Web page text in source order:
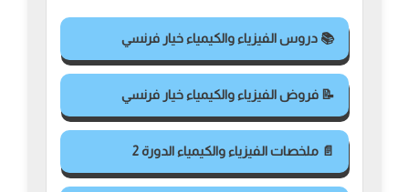
📚 دروس الفيزياء والكيمياء خيار فرنسي
📝 فروض الفيزياء والكيمياء خيار فرنسي
📄 ملخصات الفيزياء والكيمياء الدورة 2